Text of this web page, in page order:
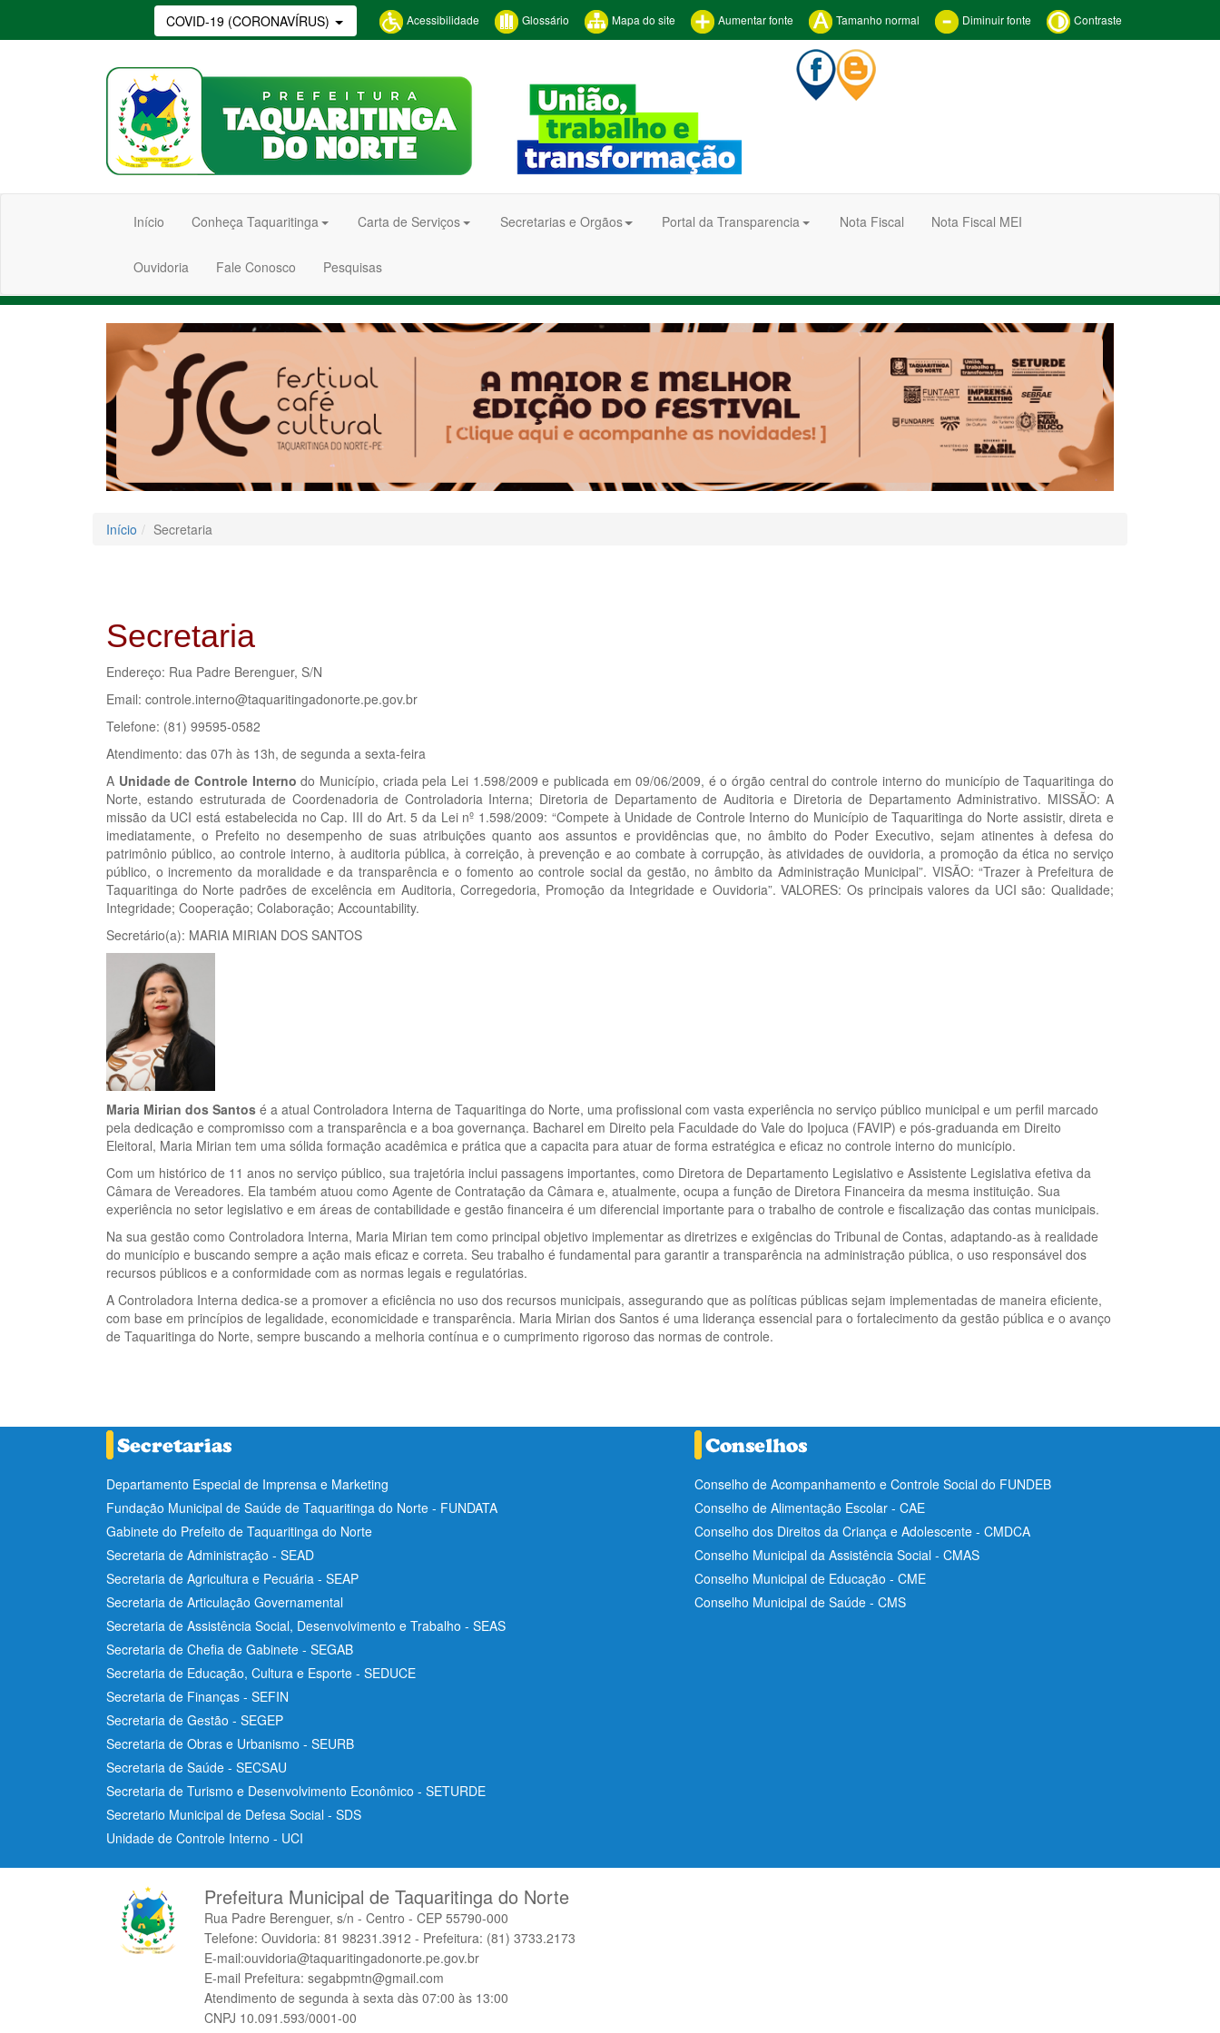
COVID-19 (CORONAVÍRUS) Acessibilidade Glossário Mapa do site Aumentar fonte Tamanho normal Diminuir fonte Contraste
Início Conheça Taquaritinga Carta de Serviços Secretarias e Orgãos Portal da Transparencia Nota Fiscal Nota Fiscal MEI
Ouvidoria Fale Conosco Pesquisas
Início Secretaria
Secretaria
Endereço: Rua Padre Berenguer, S/N
Email: controle.interno@taquaritingadonorte.pe.gov.br
Telefone: (81) 99595-0582
Atendimento: das 07h às 13h, de segunda a sexta-feira
A Unidade de Controle Interno do Município, criada pela Lei 1.598/2009 e publicada em 09/06/2009, é o órgão central do controle interno do município de Taquaritinga do
Norte, estando estruturada de Coordenadoria de Controladoria Interna; Diretoria de Departamento de Auditoria e Diretoria de Departamento Administrativo. MISSÃO: A
missão da UCI está estabelecida no Cap. III do Art. 5 da Lei nº 1.598/2009: “Compete à Unidade de Controle Interno do Município de Taquaritinga do Norte assistir, direta e
imediatamente, o Prefeito no desempenho de suas atribuições quanto aos assuntos e providências que, no âmbito do Poder Executivo, sejam atinentes à defesa do
patrimônio público, ao controle interno, à auditoria pública, à correição, à prevenção e ao combate à corrupção, às atividades de ouvidoria, a promoção da ética no serviço
público, o incremento da moralidade e da transparência e o fomento ao controle social da gestão, no âmbito da Administração Municipal”. VISÃO: “Trazer à Prefeitura de
Taquaritinga do Norte padrões de excelência em Auditoria, Corregedoria, Promoção da Integridade e Ouvidoria”. VALORES: Os principais valores da UCI são: Qualidade;
Integridade; Cooperação; Colaboração; Accountability.
Secretário(a): MARIA MIRIAN DOS SANTOS
Maria Mirian dos Santos é a atual Controladora Interna de Taquaritinga do Norte, uma profissional com vasta experiência no serviço público municipal e um perfil marcado
pela dedicação e compromisso com a transparência e a boa governança. Bacharel em Direito pela Faculdade do Vale do Ipojuca (FAVIP) e pós-graduanda em Direito
Eleitoral, Maria Mirian tem uma sólida formação acadêmica e prática que a capacita para atuar de forma estratégica e eficaz no controle interno do município.
Com um histórico de 11 anos no serviço público, sua trajetória inclui passagens importantes, como Diretora de Departamento Legislativo e Assistente Legislativa efetiva da
Câmara de Vereadores. Ela também atuou como Agente de Contratação da Câmara e, atualmente, ocupa a função de Diretora Financeira da mesma instituição. Sua
experiência no setor legislativo e em áreas de contabilidade e gestão financeira é um diferencial importante para o trabalho de controle e fiscalização das contas municipais.
Na sua gestão como Controladora Interna, Maria Mirian tem como principal objetivo implementar as diretrizes e exigências do Tribunal de Contas, adaptando-as à realidade
do município e buscando sempre a ação mais eficaz e correta. Seu trabalho é fundamental para garantir a transparência na administração pública, o uso responsável dos
recursos públicos e a conformidade com as normas legais e regulatórias.
A Controladora Interna dedica-se a promover a eficiência no uso dos recursos municipais, assegurando que as políticas públicas sejam implementadas de maneira eficiente,
com base em princípios de legalidade, economicidade e transparência. Maria Mirian dos Santos é uma liderança essencial para o fortalecimento da gestão pública e o avanço
de Taquaritinga do Norte, sempre buscando a melhoria contínua e o cumprimento rigoroso das normas de controle.
Departamento Especial de Imprensa e Marketing
Fundação Municipal de Saúde de Taquaritinga do Norte - FUNDATA
Gabinete do Prefeito de Taquaritinga do Norte
Secretaria de Administração - SEAD
Secretaria de Agricultura e Pecuária - SEAP
Secretaria de Articulação Governamental
Secretaria de Assistência Social, Desenvolvimento e Trabalho - SEAS
Secretaria de Chefia de Gabinete - SEGAB
Secretaria de Educação, Cultura e Esporte - SEDUCE
Secretaria de Finanças - SEFIN
Secretaria de Gestão - SEGEP
Secretaria de Obras e Urbanismo - SEURB
Secretaria de Saúde - SECSAU
Secretaria de Turismo e Desenvolvimento Econômico - SETURDE
Secretario Municipal de Defesa Social - SDS
Unidade de Controle Interno - UCI
Conselho de Acompanhamento e Controle Social do FUNDEB
Conselho de Alimentação Escolar - CAE
Conselho dos Direitos da Criança e Adolescente - CMDCA
Conselho Municipal da Assistência Social - CMAS
Conselho Municipal de Educação - CME
Conselho Municipal de Saúde - CMS
Prefeitura Municipal de Taquaritinga do Norte
Rua Padre Berenguer, s/n - Centro - CEP 55790-000
Telefone: Ouvidoria: 81 98231.3912 - Prefeitura: (81) 3733.2173
E-mail:ouvidoria@taquaritingadonorte.pe.gov.br
E-mail Prefeitura: segabpmtn@gmail.com
Atendimento de segunda à sexta dàs 07:00 às 13:00
CNPJ 10.091.593/0001-00